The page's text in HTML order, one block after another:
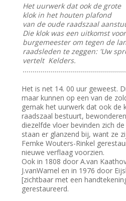
Het uurwerk dat ook de grote
klok in het houten plafond
van de oude raadszaal
Die klok was een uitkomst
burgemeester om tegen de
raadsleden te zeggen: 'Uw
vertelt Kelders.
Het is net 14. 00 uur geweest.
maar kunnen op een van de
gemak het uurwerk dat ook de
raadszaal bestuurt,
diezelfde vloer bevinden zich
staan er glanzend bij, want ze
Femke Wouters-Rinkel
nieuwe verflaag voorzien.
Ook in 1808 door A.van
J.vanWamel en in 1976 door
[zichtbaar met een
gerestaureerd.